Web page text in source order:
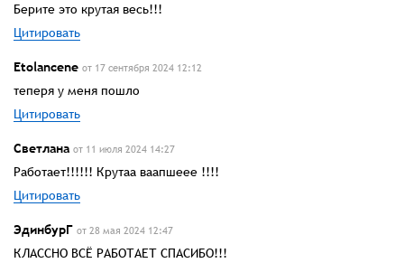
Берите это крутая весь!!!
Цитировать
Etolancene от 17 сентября 2024 12:12
теперя у меня пошло
Цитировать
Светлана от 11 июля 2024 14:27
Работает!!!!!! Крутаа ваапшеее !!!!
Цитировать
ЭдинбурГ от 28 мая 2024 12:47
КЛАССНО ВСЁ РАБОТАЕТ СПАСИБО!!!